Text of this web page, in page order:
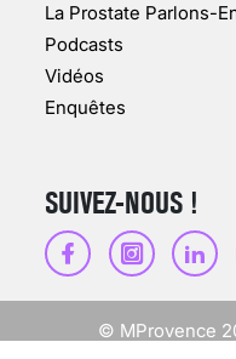
La Prostate Parlons-
Podcasts
Vidéos
Enquêtes
SUIVEZ-NOUS !
© MProvence